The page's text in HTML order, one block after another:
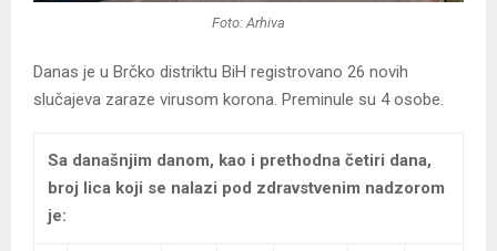
Foto: Arhiva
Danas je u Brčko distriktu BiH registrovano 26 novih
slučajeva zaraze virusom korona. Preminule su 4 osobe.
Sa današnjim danom, kao i prethodna četiri dana,
broj lica koji se nalazi pod zdravstvenim nadzorom
je: